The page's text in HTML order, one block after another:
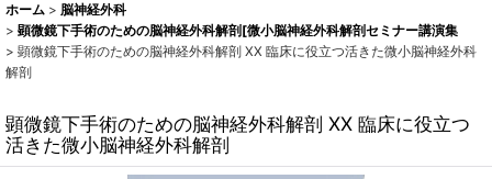
ホーム > 脳神経外科
> 顕微鏡下手術のための脳神経外科解剖[微小脳神経外科解剖セミナー講演集
> 顕微鏡下手術のための脳神経外科解剖 XX 臨床に役立つ活きた微小脳神経外科
解剖
顕微鏡下手術のための脳神経外科解剖 XX 臨床に役立つ
活きた微小脳神経外科解剖